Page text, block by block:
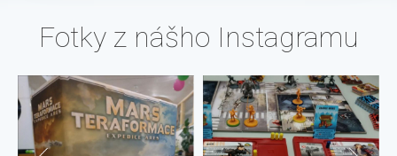
Fotky z nášho Instagramu